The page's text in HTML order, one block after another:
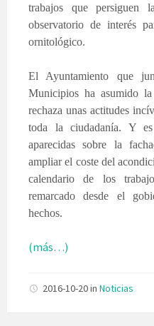
trabajos que persiguen
observatorio de interés
ornitológico.
El Ayuntamiento que
Municipios ha asumido
rechaza unas actitudes
toda la ciudadanía. Y
aparecidas sobre la
ampliar el coste del
calendario de los
remarcado desde el
hechos.
(más…)
2016-10-20in Noticias